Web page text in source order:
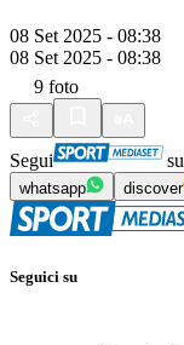
08 Set 2025 - 08:38
08 Set 2025 - 08:38
9 foto
Segui su
whatsapp discover
Seguici su